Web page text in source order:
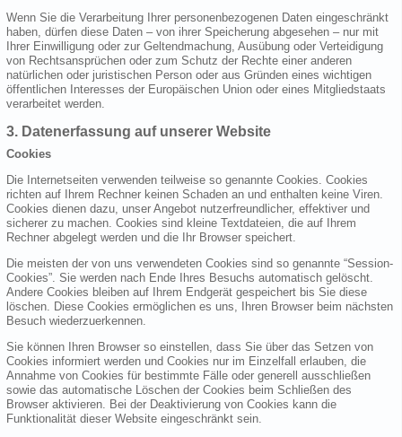
Wenn Sie die Verarbeitung Ihrer personenbezogenen Daten eingeschränkt
haben, dürfen diese Daten – von ihrer Speicherung abgesehen – nur mit
Ihrer Einwilligung oder zur Geltendmachung, Ausübung oder Verteidigung
von Rechtsansprüchen oder zum Schutz der Rechte einer anderen
natürlichen oder juristischen Person oder aus Gründen eines wichtigen
öffentlichen Interesses der Europäischen Union oder eines Mitgliedstaats
verarbeitet werden.
3. Datenerfassung auf unserer Website
Cookies
Die Internetseiten verwenden teilweise so genannte Cookies. Cookies
richten auf Ihrem Rechner keinen Schaden an und enthalten keine Viren.
Cookies dienen dazu, unser Angebot nutzerfreundlicher, effektiver und
sicherer zu machen. Cookies sind kleine Textdateien, die auf Ihrem
Rechner abgelegt werden und die Ihr Browser speichert.
Die meisten der von uns verwendeten Cookies sind so genannte “Session-
Cookies”. Sie werden nach Ende Ihres Besuchs automatisch gelöscht.
Andere Cookies bleiben auf Ihrem Endgerät gespeichert bis Sie diese
löschen. Diese Cookies ermöglichen es uns, Ihren Browser beim nächsten
Besuch wiederzuerkennen.
Sie können Ihren Browser so einstellen, dass Sie über das Setzen von
Cookies informiert werden und Cookies nur im Einzelfall erlauben, die
Annahme von Cookies für bestimmte Fälle oder generell ausschließen
sowie das automatische Löschen der Cookies beim Schließen des
Browser aktivieren. Bei der Deaktivierung von Cookies kann die
Funktionalität dieser Website eingeschränkt sein.